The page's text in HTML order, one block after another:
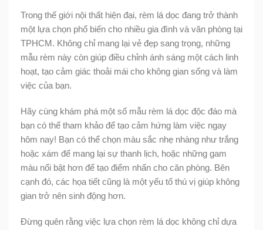
Trong thế giới nội thất hiện đại, rèm lá dọc đang trở thành
một lựa chọn phổ biến cho nhiều gia đình và văn phòng tại
TPHCM. Không chỉ mang lại vẻ đẹp sang trọng, những
mẫu rèm này còn giúp điều chỉnh ánh sáng một cách linh
hoạt, tạo cảm giác thoải mái cho không gian sống và làm
việc của bạn.
Hãy cùng khám phá một số mẫu rèm lá dọc độc đáo mà
bạn có thể tham khảo để tạo cảm hứng làm việc ngay
hôm nay! Bạn có thể chọn màu sắc nhẹ nhàng như trắng
hoặc xám để mang lại sự thanh lịch, hoặc những gam
màu nổi bật hơn để tạo điểm nhấn cho căn phòng. Bên
cạnh đó, các họa tiết cũng là một yếu tố thú vị giúp không
gian trở nên sinh động hơn.
Đừng quên rằng việc lựa chọn rèm lá dọc không chỉ dựa